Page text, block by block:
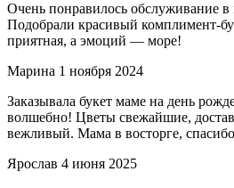
Очень понравилось обслуживание в
Подобрали красивый комплимент-
приятная, а эмоций — море!
Марина 1 ноября 2024
Заказывала букет маме на день
волшебно! Цветы свежайшие,
вежливый. Мама в восторге,
Ярослав 4 июня 2025